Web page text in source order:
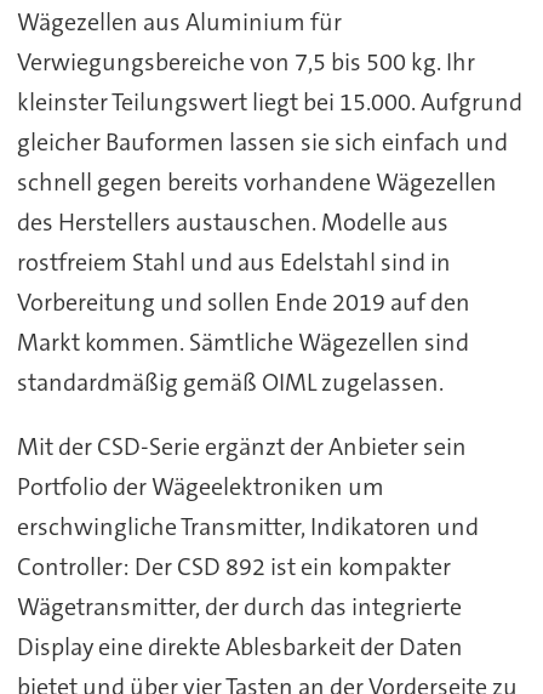
Wägezellen aus Aluminium für
Verwiegungsbereiche von 7,5 bis 500 kg. Ihr
kleinster Teilungswert liegt bei 15.000. Aufgrund
gleicher Bauformen lassen sie sich einfach und
schnell gegen bereits vorhandene Wägezellen
des Herstellers austauschen. Modelle aus
rostfreiem Stahl und aus Edelstahl sind in
Vorbereitung und sollen Ende 2019 auf den
Markt kommen. Sämtliche Wägezellen sind
standardmäßig gemäß OIML zugelassen.
Mit der CSD-Serie ergänzt der Anbieter sein
Portfolio der Wägeelektroniken um
erschwingliche Transmitter, Indikatoren und
Controller: Der CSD 892 ist ein kompakter
Wägetransmitter, der durch das integrierte
Display eine direkte Ablesbarkeit der Daten
bietet und über vier Tasten an der Vorderseite zu